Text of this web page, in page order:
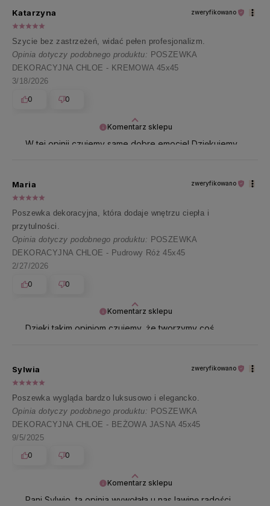
Komentarz sklepu
W tej opinii czujemy same dobre emocje! Dziękujemy
Katarzyna zweryfikowano
Szycie bez zastrzeżeń, widać pełen profesjonalizm.
Opinia dotyczy podobnego produktu: POSZEWKA
DEKORACYJNA CHLOE - KREMOWA 45x45
3/18/2026
0
0
Komentarz sklepu
Dzięki takim opiniom czujemy, że tworzymy coś
Maria zweryfikowano
Poszewka dekoracyjna, która dodaje wnętrzu ciepła i
przytulności.
Opinia dotyczy podobnego produktu: POSZEWKA
DEKORACYJNA CHLOE - Pudrowy Róż 45x45
2/27/2026
0
0
Komentarz sklepu
Pani Sylwio, ta opinia wywołała u nas lawinę radości.
Sylwia zweryfikowano
Poszewka wygląda bardzo luksusowo i elegancko.
Opinia dotyczy podobnego produktu: POSZEWKA
DEKORACYJNA CHLOE - BEŻOWA JASNA 45x45
9/5/2025
0
0